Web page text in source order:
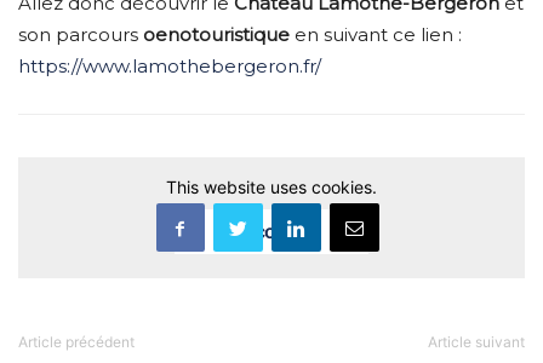
son parcours oenotouristique en suivant ce lien :
https://www.lamothebergeron.fr/
This website uses cookies.
Accept
Article précédent Article suivant